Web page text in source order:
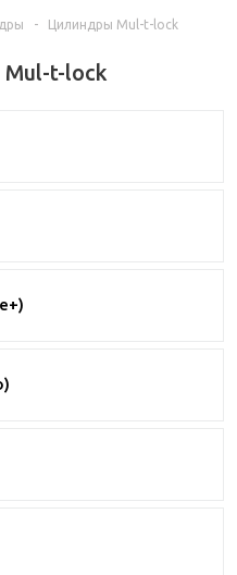
- Цилиндры Mul-t-lock
t-lock